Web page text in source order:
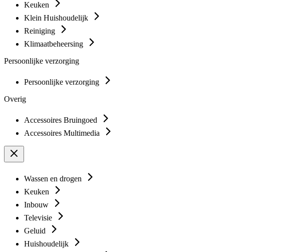
Keuken
Klein Huishoudelijk
Reiniging
Klimaatbeheersing
Persoonlijke verzorging
Persoonlijke verzorging
Overig
Accessoires Bruingoed
Accessoires Multimedia
Wassen en drogen
Keuken
Inbouw
Televisie
Geluid
Huishoudelijk